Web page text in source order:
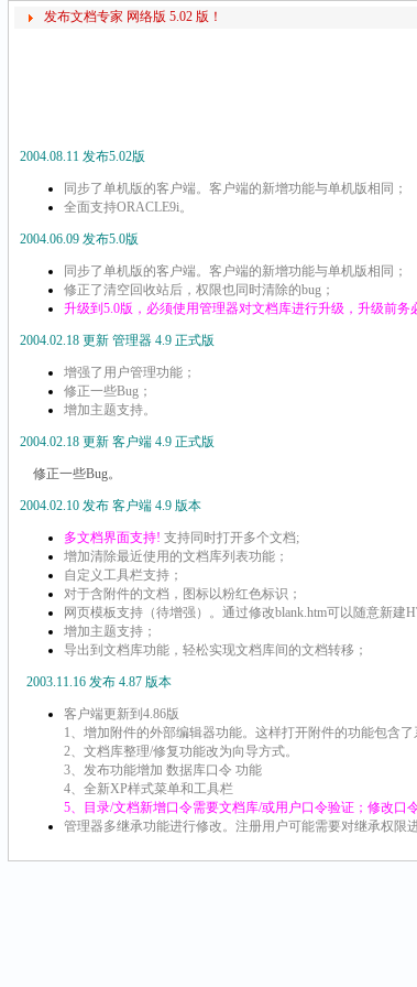
发布文档专家 网络版 5.02 版！
2004.08.11 发布5.02版
同步了单机版的客户端。客户端的新增功能与单机版相同；
全面支持ORACLE9i。
2004.06.09 发布5.0版
同步了单机版的客户端。客户端的新增功能与单机版相同；
修正了清空回收站后，权限也同时清除的bug；
升级到 5.0版，必须使用管理器对文档库进行升级，升级前
2004.02.18 更新 管理器 4.9 正式版
增强了用户管理功能；
修正一些Bug；
增加主题支持。
2004.02.18 更新 客户端 4.9 正式版
修正一些Bug。
2004.02.10 发布 客户端 4.9 版本
多文档界面支持! 支持同时打开多个文档;
增加清除最近使用的文档库列表功能；
自定义工具栏支持；
对于含附件的文档，图标以粉红色标识；
网页模板支持（待增强）。通过修改blank.htm可以随意新建
增加主题支持；
导出到文档库功能，轻松实现文档库间的文档转移；
2003.11.16 发布 4.87 版本
客户端更新到4.86版
1、增加附件的外部编辑器功能。这样打开附件的功能包含了
2、文档库整理/修复功能改为向导方式。
3、发布功能增加 数据库口令 功能
4、全新XP样式菜单和工具栏
5、目录/文档新增口令需要文档库/或用户口令验证；修改
管理器多继承功能进行修改。注册用户可能需要对继承权限